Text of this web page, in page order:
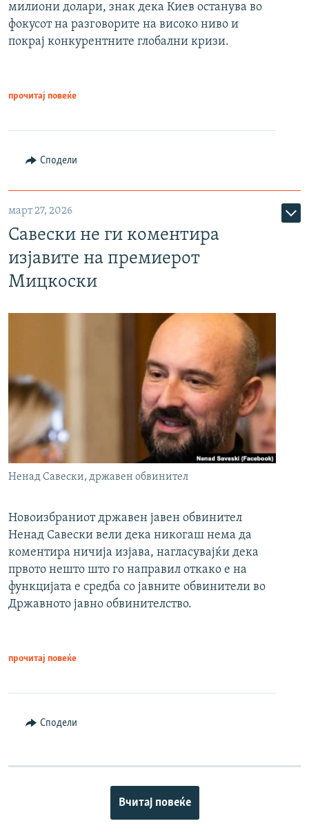
милиони долари, знак дека Киев останува во
фокусот на разговорите на високо ниво и
покрај конкурентните глобални кризи.
прочитај повеќе
Сподели
март 27, 2026
Савески не ги коментира
изјавите на премиерот
Мицкоски
Ненад Савески, државен обвинител
Новоизбраниот државен јавен обвинител
Ненад Савески вели дека никогаш нема да
коментира ничија изјава, нагласувајќи дека
првото нешто што го направил откако е на
функцијата е средба со јавните обвинители во
Државното јавно обвинителство.
прочитај повеќе
Сподели
Вчитај повеќе